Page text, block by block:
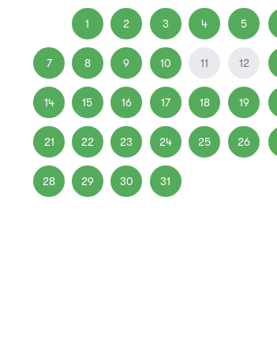
1 2 3 4 5
7 8 9 10 11 12
14 15 16 17 18 19
21 22 23 24 25 26
28 29 30 31